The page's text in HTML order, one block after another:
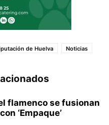
de Huelva Noticias
flamenco se fusionan
‘Empaque’